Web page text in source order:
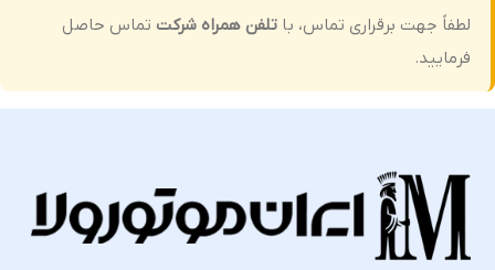
لطفاً جهت برقراری تماس، با تلفن همراه شرکت تماس حاصل
فرمایید.